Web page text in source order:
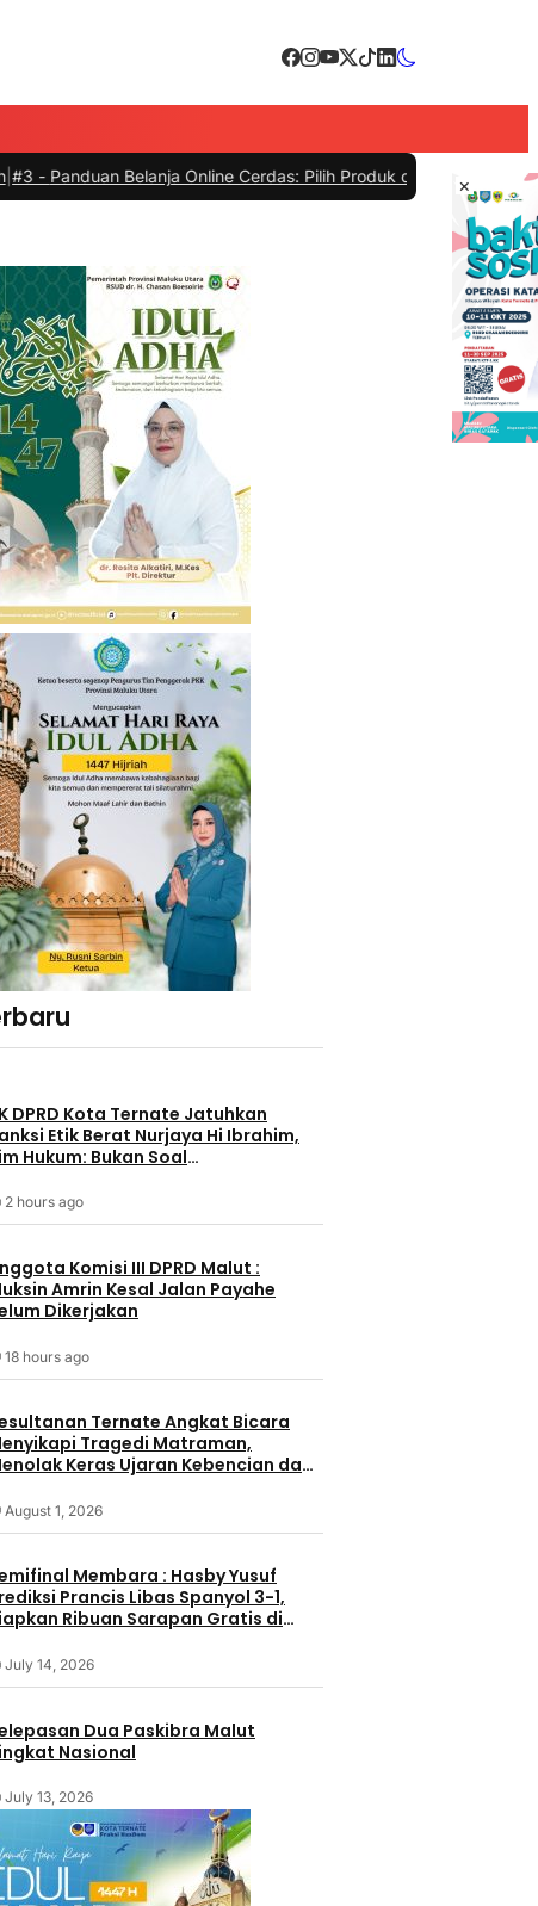
Belanja Online Cerdas: Pilih Produk dengan Bijak dan Hindari
DPRD Kota Ternate Jatuhkan
Etik Berat Nurjaya Hi Ibrahim,
Hukum: Bukan Soal
2 hours ago
Komisi III DPRD Malut :
Amrin Kesal Jalan Payahe
Dikerjakan
18 hours ago
Ternate Angkat Bicara
Tragedi Matraman,
Keras Ujaran Kebencian dan
August 1, 2026
Membara : Hasby Yusuf
Prancis Libas Spanyol 3-1,
Ribuan Sarapan Gratis di
July 14, 2026
Dua Paskibra Malut
Nasional
July 13, 2026
×